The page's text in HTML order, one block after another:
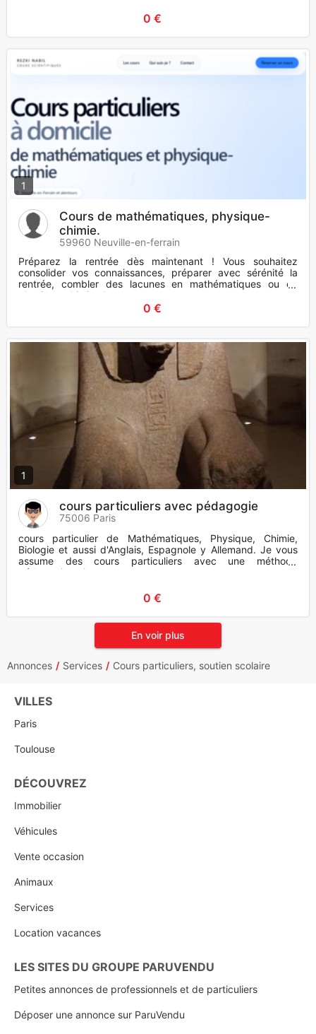
0 €
1
Cours de mathématiques, physique-
chimie.
59960 Neuville-en-ferrain
Préparez la rentrée dès maintenant ! Vous souhaitez
consolider vos connaissances, préparer avec sérénité la
rentrée, combler des lacunes en mathématiques ou en
physique-chimie. Je
0 €
1
cours particuliers avec pédagogie
75006 Paris
cours particulier de Mathématiques, Physique, Chimie,
Biologie et aussi d'Anglais, Espagnole y Allemand. Je vous
assume des cours particuliers avec une méthode
pédagogique innovat
0 €
En voir plus
Annonces Services Cours particuliers, soutien scolaire
VILLES
Paris
Toulouse
DÉCOUVREZ
Immobilier
Véhicules
Vente occasion
Animaux
Services
Location vacances
LES SITES DU GROUPE PARUVENDU
Petites annonces de professionnels et de particuliers
Déposer une annonce sur ParuVendu